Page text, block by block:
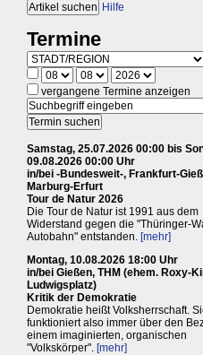
Hilfe
Termine
vergangene Termine anzeigen
Samstag, 25.07.2026 00:00 bis
09.08.2026 00:00 Uhr
in/bei -Bundesweit-, Frankfurt-
Marburg-Erfurt
Tour de Natur 2026
Die Tour de Natur ist 1991 aus dem
Widerstand gegen die "Thüringer-
Autobahn" entstanden. [mehr]
Montag, 10.08.2026 18:00 Uhr
in/bei Gießen, THM (ehem. Roxy-
Ludwigsplatz)
Kritik der Demokratie
Demokratie heißt Volksherrschaft.
funktioniert also immer über den
einem imaginierten, organischen
"Volkskörper". [mehr]